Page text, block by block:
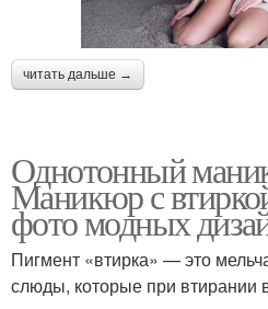
читать дальше →
Однотонный
Маникюр с
фото модных
Пигмент «втирка» — это
слюды, которые при втирании